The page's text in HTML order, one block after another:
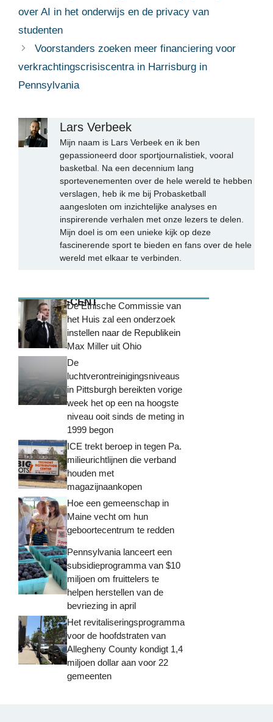
over AI in het onderwijs en de privacy van
studenten
Voorstanders zoeken meer financiering voor
verkrachtingscrisiscentra in Harrisburg in
Pennsylvania
Lars Verbeek
Mijn naam is Lars Verbeek en ik ben
gepassioneerd door sportjournalistiek, vooral
basketbal. Na een decennium lang
sportevenementen over de hele wereld te hebben
verslagen, heb ik me bij Probasketball
aangesloten om inzichtelijke analyses en
inspirerende verhalen met onze lezers te delen.
Mijn doel is om een unieke kijk op deze
fascinerende sport te bieden en fans over de hele
wereld met elkaar te verbinden.
MEEST RECENTDe Ethische Commissie van
het Huis zal een onderzoek
instellen naar de Republikein
Max Miller uit Ohio
De
luchtverontreinigingsniveaus
in Pittsburgh bereikten vorige
week het op een na hoogste
niveau ooit sinds de meting in
1999 begon
ICE trekt beroep in tegen Pa.
milieurichtlijnen die verband
houden met
magazijnaankopen
Hoe een gemeenschap in
Maine vecht om hun
geboortecentrum te redden
Pennsylvania lanceert een
subsidieprogramma van $10
miljoen om fruittelers te
helpen herstellen van de
bevriezing in april
Het revitaliseringsprogramma
voor de hoofdstraten van
Allegheny County kondigt 1,4
miljoen dollar aan voor 22
gemeenten